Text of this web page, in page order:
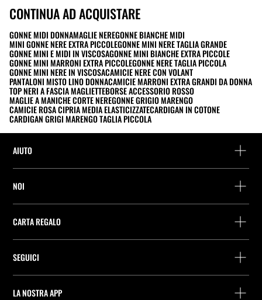
CONTINUA AD ACQUISTARE
GONNE MIDI DONNAMAGLIE NEREGONNE BIANCHE MIDI
MINI GONNE NERE EXTRA PICCOLEGONNE MINI NERE TAGLIA GRANDE
GONNE MINI E MIDI IN VISCOSAGONNE MINI BIANCHE EXTRA PICCOLE
GONNE MINI MARRONI EXTRA PICCOLEGONNE NERE TAGLIA PICCOLA
GONNE MINI NERE IN VISCOSACAMICIE NERE CON VOLANT
PANTALONI MISTO LINO DONNACAMICIE MARRONI EXTRA GRANDI DA DONNA
TOP NERI A FASCIA MAGLIETTEBORSE ACCESSORIO ROSSO
MAGLIE A MANICHE CORTE NEREGONNE GRIGIO MARENGO
CAMICIE ROSA CIPRIA MEDIA ELASTICIZZATECARDIGAN IN COTONE
CARDIGAN GRIGI MARENGO TAGLIA PICCOLA
AIUTO
Rintraccia il tuo ordine
Ricerca dei punti di consegna
Preferenze per i cookie
NOI
Società
Company Profile
CARTA REGALO
Acquisto Carta Regalo
SEGUICI
LA NOSTRA APP